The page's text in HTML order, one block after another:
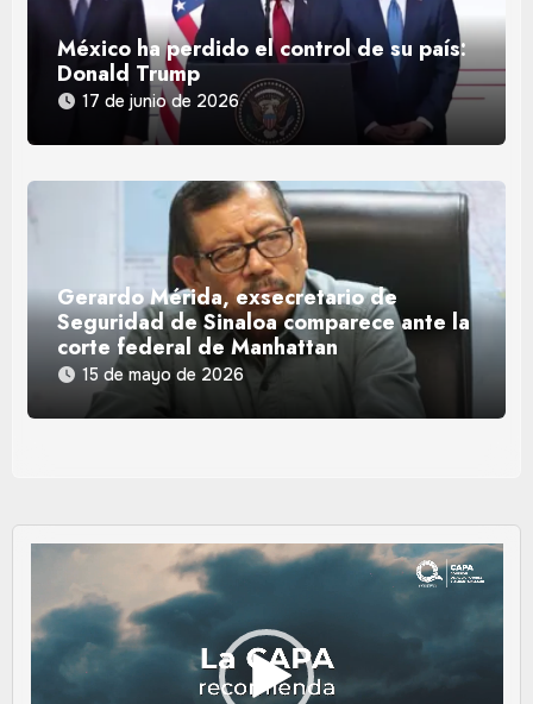
México ha perdido el control de su país:
Donald Trump
17 de junio de 2026
Gerardo Mérida, exsecretario de
Seguridad de Sinaloa comparece ante la
corte federal de Manhattan
15 de mayo de 2026
Reproductor
vídeo